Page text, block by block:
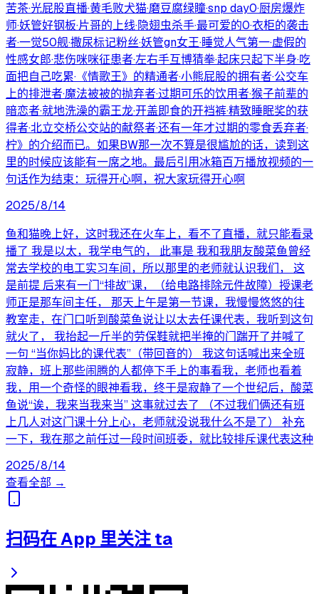
苦茶·光屁股直播·黄毛败犬猫·磨豆腐绿瞳·snp day0·厨房爆炸
师·妖管好钢板·片哥的上线·隐翅虫杀手·最可爱的0·衣柜的袭击
者·一觉50舰·撒尿标记粉丝·妖管gn女王·睡觉人气第一·虚假的
性感女郎·悲伤咪咪征患者·左右手互博猜拳·起床只起下半身·吃
面把自己吃累·《情歌王》的精通者·小熊屁股的拥有者·公交车
上的排泄者·魔法被被的抛弃者·过期可乐的饮用者·猴子前辈的
暗恋者·就地洗澡的霸王龙·开盖即食的开裆裤·精致睡眠奖的获
得者·北立交桥公交站的献祭者·还有一年才过期的零食丢弃者·
柠》的介绍而已。如果BW那一次不算是很尴尬的话，读到这
里的时候应该能有一席之地。最后引用冰箱百万播放视频的一
句话作为结束：玩得开心啊，祝大家玩得开心啊
2025/8/14
鱼和猫晚上好，这时我还在火车上，看不了直播，就只能看录
播了 我是以太，我学电气的， 此事是 我和我朋友酸菜鱼曾经
常去学校的电工实习车间，所以那里的老师就认识我们， 这
是前提 后来有一门“排故”课，（给电路排除元件故障）授课老
师正是那车间主任， 那天上午是第一节课，我慢慢悠悠的往
教室走，在门口听到酸菜鱼说让以太去任课代表，我听到这句
就火了， 我抬起一斤半的劳保鞋就把半掩的门踹开了并喊了
一句 “当你妈比的课代表”（带回音的） 我这句话喊出来全班
寂静，班上那些闹腾的人都停下手上的事看我，老师也看着
我，用一个奇怪的眼神看我，终于是寂静了一个世纪后，酸菜
鱼说“诶，我来当我来当” 这事就过去了 （不过我们俩还有班
上几人对这门课十分上心，老师就没说我什么不是了） 补充
一下，我在那之前任过一段时间班委，就比较排斥课代表这种
2025/8/14
查看全部 →
扫码在 App 里关注 ta